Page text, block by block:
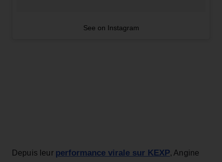
See on Instagram
Depuis leur performance virale sur KEXP, Angine